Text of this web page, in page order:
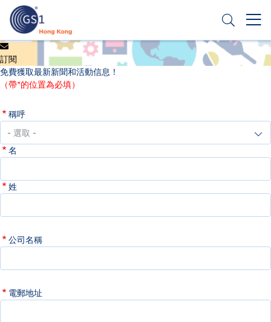
內
容
Header
Top
Second
Menu
申請條碼
訂閱
免費獲取最新新聞和活動信息！
（帶*的位置為必填）
稱呼
名
姓
公司名稱
電郵地址